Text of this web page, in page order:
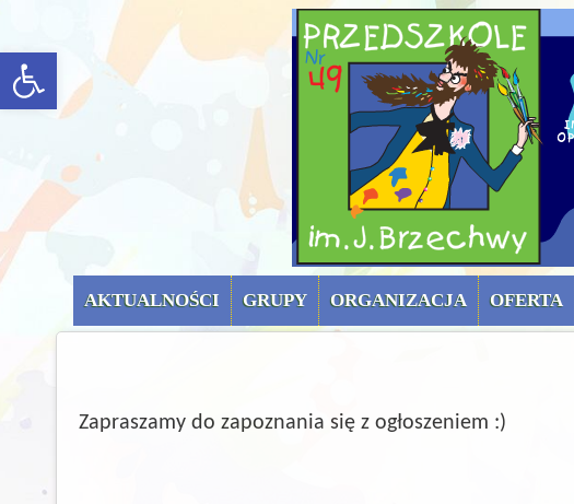
rozwiń/zwiń panel
menu górne (uproszczone)
AKTUALNOŚCI GRUPY ORGANIZACJA OFERTA
Zapraszamy do zapoznania się z ogłoszeniem :)